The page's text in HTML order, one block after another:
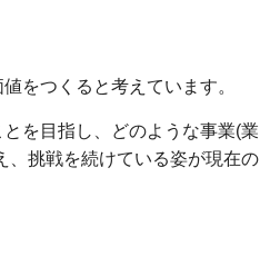
をつくると考えています。
を目指し、どのような事業(業
、挑戦を続けている姿が現在の